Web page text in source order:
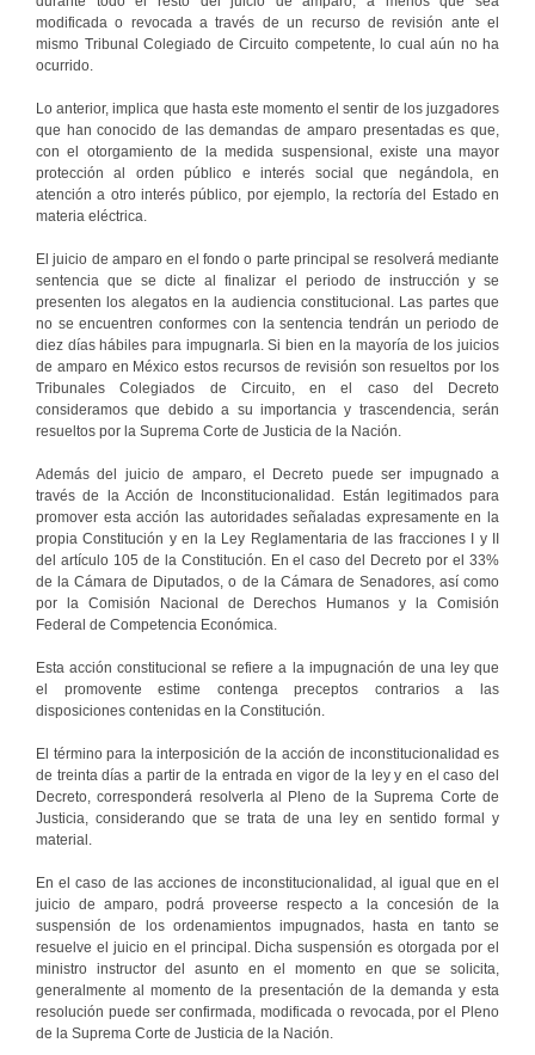
modificada o revocada a través de un recurso de revisión ante el
mismo Tribunal Colegiado de Circuito competente, lo cual aún no ha
ocurrido.
Lo anterior, implica que hasta este momento el sentir de los juzgadores
que han conocido de las demandas de amparo presentadas es que,
con el otorgamiento de la medida suspensional, existe una mayor
protección al orden público e interés social que negándola, en
atención a otro interés público, por ejemplo, la rectoría del Estado en
materia eléctrica.
El juicio de amparo en el fondo o parte principal se resolverá mediante
sentencia que se dicte al finalizar el periodo de instrucción y se
presenten los alegatos en la audiencia constitucional. Las partes que
no se encuentren conformes con la sentencia tendrán un periodo de
diez días hábiles para impugnarla. Si bien en la mayoría de los juicios
de amparo en México estos recursos de revisión son resueltos por los
Tribunales Colegiados de Circuito, en el caso del Decreto
consideramos que debido a su importancia y trascendencia, serán
resueltos por la Suprema Corte de Justicia de la Nación.
Además del juicio de amparo, el Decreto puede ser impugnado a
través de la Acción de Inconstitucionalidad. Están legitimados para
promover esta acción las autoridades señaladas expresamente en la
propia Constitución y en la Ley Reglamentaria de las fracciones I y II
del artículo 105 de la Constitución. En el caso del Decreto por el 33%
de la Cámara de Diputados, o de la Cámara de Senadores, así como
por la Comisión Nacional de Derechos Humanos y la Comisión
Federal de Competencia Económica.
Esta acción constitucional se refiere a la impugnación de una ley que
el promovente estime contenga preceptos contrarios a las
disposiciones contenidas en la Constitución.
El término para la interposición de la acción de inconstitucionalidad es
de treinta días a partir de la entrada en vigor de la ley y en el caso del
Decreto, corresponderá resolverla al Pleno de la Suprema Corte de
Justicia, considerando que se trata de una ley en sentido formal y
material.
En el caso de las acciones de inconstitucionalidad, al igual que en el
juicio de amparo, podrá proveerse respecto a la concesión de la
suspensión de los ordenamientos impugnados, hasta en tanto se
resuelve el juicio en el principal. Dicha suspensión es otorgada por el
ministro instructor del asunto en el momento en que se solicita,
generalmente al momento de la presentación de la demanda y esta
resolución puede ser confirmada, modificada o revocada, por el Pleno
de la Suprema Corte de Justicia de la Nación.